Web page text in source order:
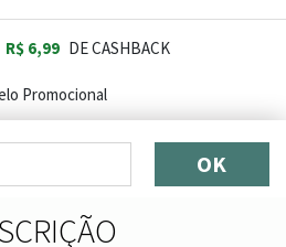
R$ 6,99 DE CASHBACK
OK